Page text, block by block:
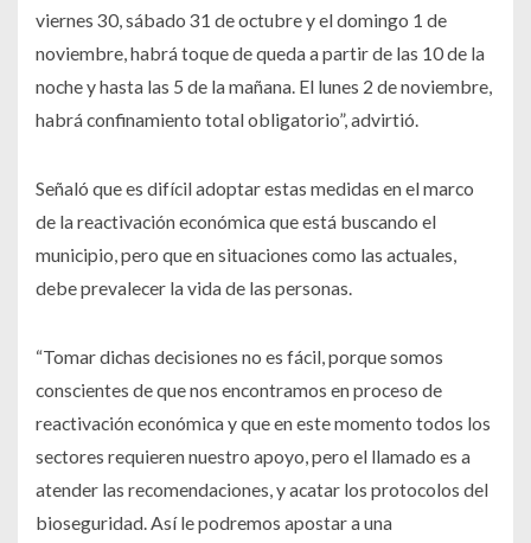
viernes 30, sábado 31 de octubre y el domingo 1 de
noviembre, habrá toque de queda a partir de las 10 de la
noche y hasta las 5 de la mañana. El lunes 2 de noviembre,
habrá confinamiento total obligatorio”, advirtió.
Señaló que es difícil adoptar estas medidas en el marco
de la reactivación económica que está buscando el
municipio, pero que en situaciones como las actuales,
debe prevalecer la vida de las personas.
“Tomar dichas decisiones no es fácil, porque somos
conscientes de que nos encontramos en proceso de
reactivación económica y que en este momento todos los
sectores requieren nuestro apoyo, pero el llamado es a
atender las recomendaciones, y acatar los protocolos del
bioseguridad. Así le podremos apostar a una